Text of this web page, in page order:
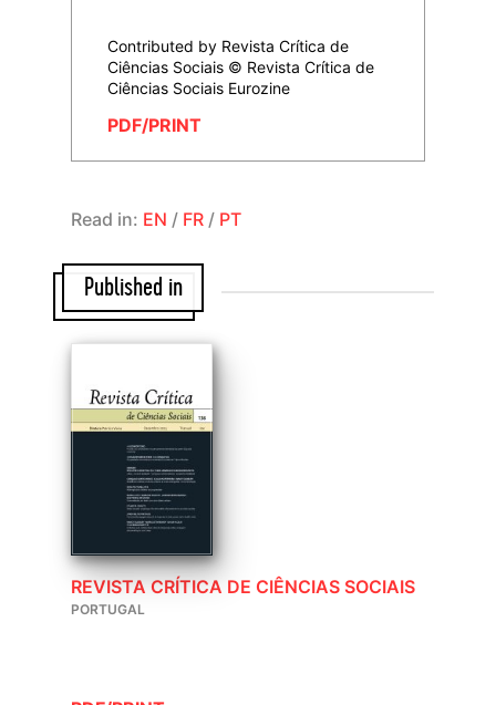
Contributed by Revista Crítica de
Ciências Sociais © Revista Crítica de
Ciências Sociais Eurozine
PDF/PRINT
Read in: EN / FR / PT
Published in
REVISTA CRÍTICA DE CIÊNCIAS SOCIAIS
PORTUGAL